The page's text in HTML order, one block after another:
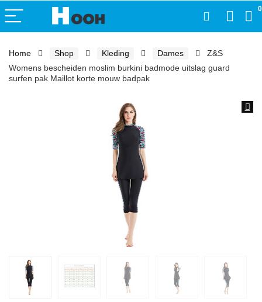
0
Home Shop Kleding Dames
Z&S
Womens bescheiden moslim burkini badmode uitslag guard
surfen pak Maillot korte mouw badpak